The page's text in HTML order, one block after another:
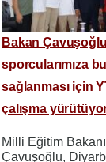
Bakan
sporcularımıza
sağlanması için
çalışma
Milli Eğitim
Çavuşoğlu,